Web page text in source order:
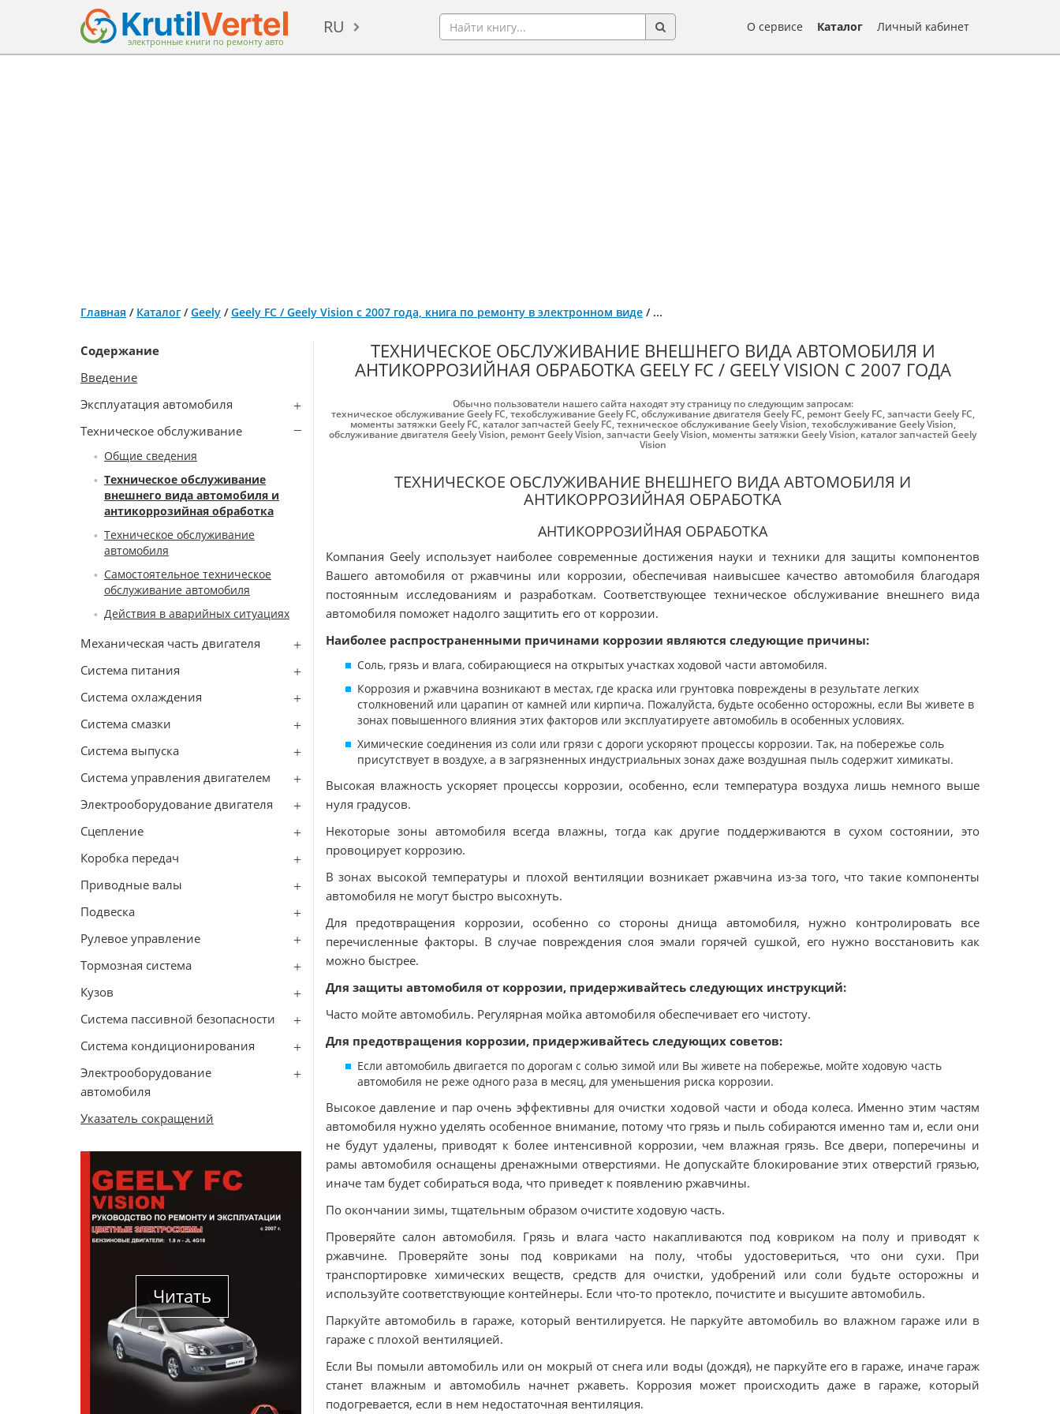
электронные книги по ремонту авто
RU О сервисе Каталог Личный кабинет
Главная / Каталог /Geely /Geely FC / Geely Vision с 2007 года, книга по ремонту в электронном виде / ...
Содержание
Введение
Эксплуатация автомобиля
Техническое обслуживание
Общие сведения
Техническое обслуживание
внешнего вида автомобиля и
антикоррозийная обработка
Техническое обслуживание
автомобиля
Самостоятельное техническое
обслуживание автомобиля
Действия в аварийных ситуациях
Механическая часть двигателя
Система питания
Система охлаждения
Система смазки
Система выпуска
Система управления двигателем
Электрооборудование двигателя
Сцепление
Коробка передач
Приводные валы
Подвеска
Рулевое управление
Тормозная система
Кузов
Система пассивной безопасности
Система кондиционирования
Электрооборудование
автомобиля
Указатель сокращений
Читать
ТЕХНИЧЕСКОЕ ОБСЛУЖИВАНИЕ ВНЕШНЕГО ВИДА АВТОМОБИЛЯ И
АНТИКОРРОЗИЙНАЯ ОБРАБОТКА GEELY FC / GEELY VISION С 2007 ГОДА
Обычно пользователи нашего сайта находят эту страницу по следующим запросам:
техническое обслуживание Geely FC,техобслуживание Geely FC,обслуживание двигателя Geely FC, ремонт Geely FC,запчасти Geely FC,
моменты затяжки Geely FC, каталог запчастей Geely FC,техническое обслуживание Geely Vision,техобслуживание Geely Vision,
обслуживание двигателя Geely Vision, ремонт Geely Vision,запчасти Geely Vision, моменты затяжки Geely Vision, каталог запчастей Geely
Vision
ТЕХНИЧЕСКОЕ ОБСЛУЖИВАНИЕ ВНЕШНЕГО ВИДА АВТОМОБИЛЯ И
АНТИКОРРОЗИЙНАЯ ОБРАБОТКА
АНТИКОРРОЗИЙНАЯ ОБРАБОТКА
Компания Geely использует наиболее современные достижения науки и техники для защиты компонентов
Вашего автомобиля от ржавчины или коррозии, обеспечивая наивысшее качество автомобиля благодаря
постоянным исследованиям и разработкам. Соответствующее техническое обслуживание внешнего вида
автомобиля поможет надолго защитить его от коррозии.
Наиболее распространенными причинами коррозии являются следующие причины:
Соль, грязь и влага, собирающиеся на открытых участках ходовой части автомобиля.
Коррозия и ржавчина возникают в местах, где краска или грунтовка повреждены в результате легких
столкновений или царапин от камней или кирпича. Пожалуйста, будьте особенно осторожны, если Вы живете в
зонах повышенного влияния этих факторов или эксплуатируете автомобиль в особенных условиях.
Химические соединения из соли или грязи с дороги ускоряют процессы коррозии. Так, на побережье соль
присутствует в воздухе, а в загрязненных индустриальных зонах даже воздушная пыль содержит химикаты.
Высокая влажность ускоряет процессы коррозии, особенно, если температура воздуха лишь немного выше
нуля градусов.
Некоторые зоны автомобиля всегда влажны, тогда как другие поддерживаются в сухом состоянии, это
провоцирует коррозию.
В зонах высокой температуры и плохой вентиляции возникает ржавчина из-за того, что такие компоненты
автомобиля не могут быстро высохнуть.
Для предотвращения коррозии, особенно со стороны днища автомобиля, нужно контролировать все
перечисленные факторы. В случае повреждения слоя эмали горячей сушкой, его нужно восстановить как
можно быстрее.
Для защиты автомобиля от коррозии, придерживайтесь следующих инструкций:
Часто мойте автомобиль. Регулярная мойка автомобиля обеспечивает его чистоту.
Для предотвращения коррозии, придерживайтесь следующих советов:
Если автомобиль двигается по дорогам с солью зимой или Вы живете на побережье, мойте ходовую часть
автомобиля не реже одного раза в месяц, для уменьшения риска коррозии.
Высокое давление и пар очень эффективны для очистки ходовой части и обода колеса. Именно этим частям
автомобиля нужно уделять особенное внимание, потому что грязь и пыль собираются именно там и, если они
не будут удалены, приводят к более интенсивной коррозии, чем влажная грязь. Все двери, поперечины и
рамы автомобиля оснащены дренажными отверстиями. Не допускайте блокирование этих отверстий грязью,
иначе там будет собираться вода, что приведет к появлению ржавчины.
По окончании зимы, тщательным образом очистите ходовую часть.
Проверяйте салон автомобиля. Грязь и влага часто накапливаются под ковриком на полу и приводят к
ржавчине. Проверяйте зоны под ковриками на полу, чтобы удостовериться, что они сухи. При
транспортировке химических веществ, средств для очистки, удобрений или соли будьте осторожны и
используйте соответствующие контейнеры. Если что-то протекло, почистите и высушите автомобиль.
Паркуйте автомобиль в гараже, который вентилируется. Не паркуйте автомобиль во влажном гараже или в
гараже с плохой вентиляцией.
Если Вы помыли автомобиль или он мокрый от снега или воды (дождя), не паркуйте его в гараже, иначе гараж
станет влажным и автомобиль начнет ржаветь. Коррозия может происходить даже в гараже, который
подогревается, если в нем недостаточная вентиляция.